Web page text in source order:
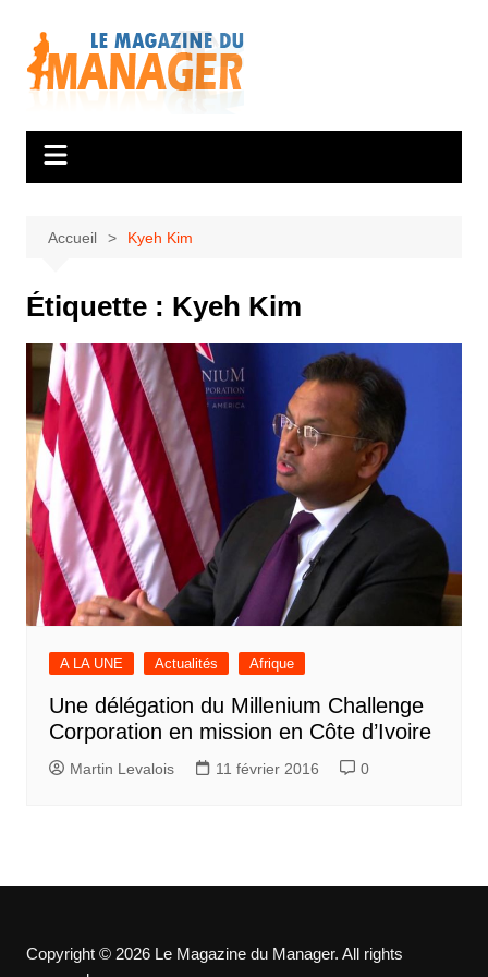
contenu
Accueil Kyeh Kim
Étiquette : Kyeh Kim
A LA UNE Actualités Afrique
Une délégation du Millenium Challenge
Corporation en mission en Côte d’Ivoire
Martin Levalois 11 février 2016 0
Copyright © 2026 Le Magazine du Manager. All rights